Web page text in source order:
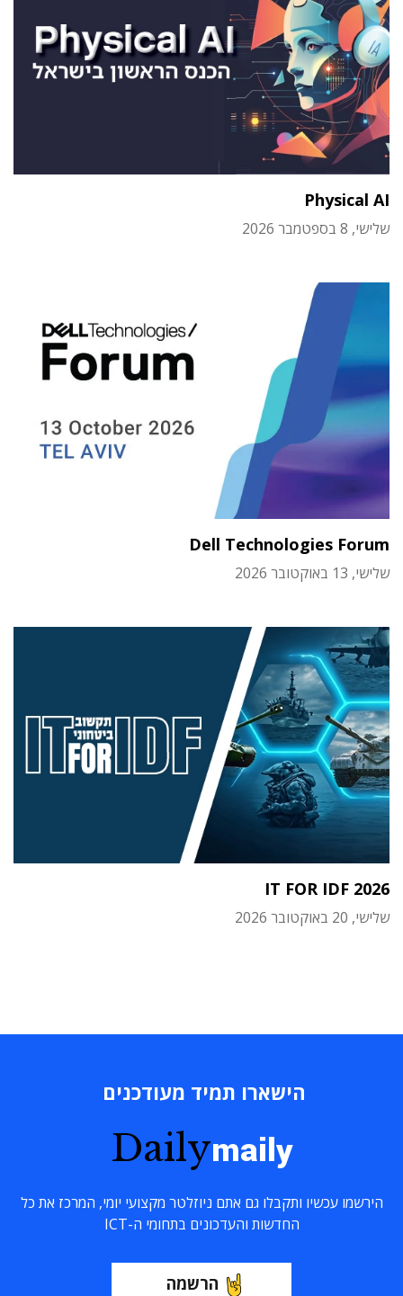
Physical AI
שלישי, 8 בספטמבר 2026
Dell Technologies Forum
שלישי, 13 באוקטובר 2026
IT FOR IDF 2026
שלישי, 20 באוקטובר 2026
הישארו תמיד מעודכנים
Dailymaily
הירשמו עכשיו ותקבלו גם אתם ניוזלטר מקצועי יומי, המרכז את כל
החדשות והעדכונים בתחומי ה-ICT
הרשמה